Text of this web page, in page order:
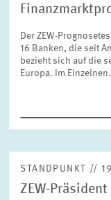
Der ZEW-
16 Banken, die seit
bezieht sich auf die
Europa. Im
STANDPUNKT //
ZEW-